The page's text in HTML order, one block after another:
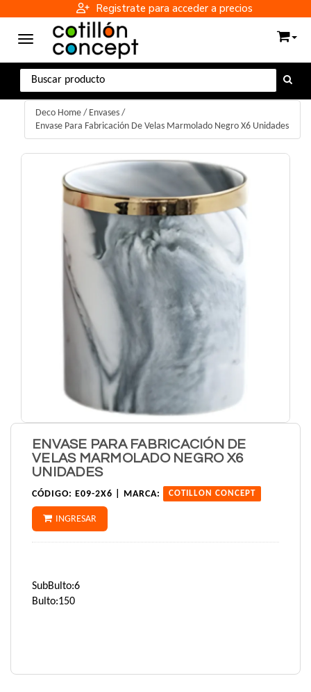
Registrate para acceder a precios
Toggle navigation
Deco Home / Envases /
Envase Para Fabricación De Velas Marmolado Negro X6 Unidades
ENVASE PARA FABRICACIÓN DE
VELAS MARMOLADO NEGRO X6
UNIDADES
CÓDIGO: E09-2X6 | MARCA: COTILLON CONCEPT
INGRESAR
SubBulto:6
Bulto:150